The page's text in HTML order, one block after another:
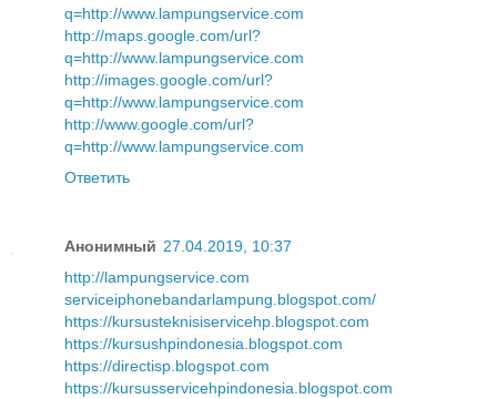
q=http://www.lampungservice.com
http://maps.google.com/url?
q=http://www.lampungservice.com
http://images.google.com/url?
q=http://www.lampungservice.com
http://www.google.com/url?
q=http://www.lampungservice.com
Ответить
Анонимный 27.04.2019, 10:37
http://lampungservice.com
serviceiphonebandarlampung.blogspot.com/
https://kursusteknisiservicehp.blogspot.com
https://kursushpindonesia.blogspot.com
https://directisp.blogspot.com
https://kursusservicehpindonesia.blogspot.com